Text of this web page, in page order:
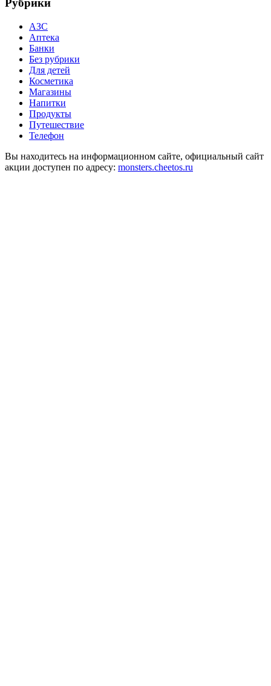
Рубрики
АЗС
Аптека
Банки
Без рубрики
Для детей
Косметика
Магазины
Напитки
Продукты
Путешествие
Телефон
Вы находитесь на информационном сайте, официальный сайт
акции доступен по адресу: monsters.cheetos.ru